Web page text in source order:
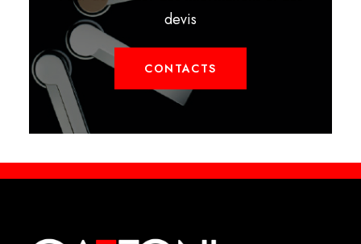
devis
CONTACTS